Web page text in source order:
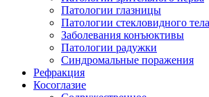
Патологии глазницы
Патологии стекловидного тела
Заболевания конъюктивы
Патологии радужки
Синдромальные поражения
Рефракция
Косоглазие